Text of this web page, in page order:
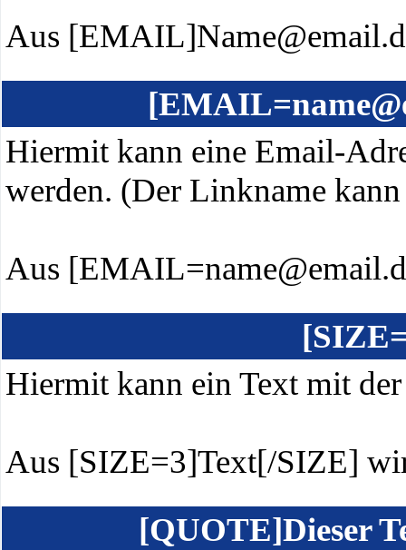
Aus
Hiermit kann eine Email-
werden. (Der Linkname
Aus
Hiermit kann ein Text mit
Aus [SIZE=3]Text[/SIZE]
[QUOTE]Dieser